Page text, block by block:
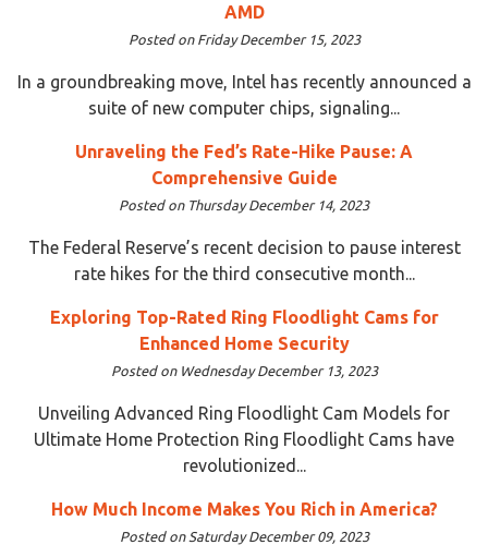
AMD
Posted on Friday December 15, 2023
In a groundbreaking move, Intel has recently announced a
suite of new computer chips, signaling...
Unraveling the Fed’s Rate-Hike Pause: A
Comprehensive Guide
Posted on Thursday December 14, 2023
The Federal Reserve’s recent decision to pause interest
rate hikes for the third consecutive month...
Exploring Top-Rated Ring Floodlight Cams for
Enhanced Home Security
Posted on Wednesday December 13, 2023
Unveiling Advanced Ring Floodlight Cam Models for
Ultimate Home Protection Ring Floodlight Cams have
revolutionized...
How Much Income Makes You Rich in America?
Posted on Saturday December 09, 2023